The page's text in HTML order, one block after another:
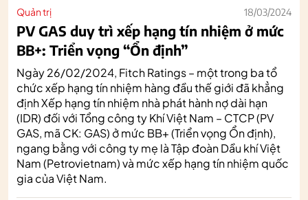
Quản trị 18/03/2024
PV GAS duy trì xếp hạng tín nhiệm ở mức
BB+: Triển vọng “Ổn định”
Ngày 26/02/2024, Fitch Ratings – một trong ba tổ
chức xếp hạng tín nhiệm hàng đầu thế giới đã khẳng
định Xếp hạng tín nhiệm nhà phát hành nợ dài hạn
(IDR) đối với Tổng công ty Khí Việt Nam – CTCP (PV
GAS, mã CK: GAS) ở mức BB+ (Triển vọng Ổn định),
ngang bằng với công ty mẹ là Tập đoàn Dầu khí Việt
Nam (Petrovietnam) và mức xếp hạng tín nhiệm quốc
gia của Việt Nam.